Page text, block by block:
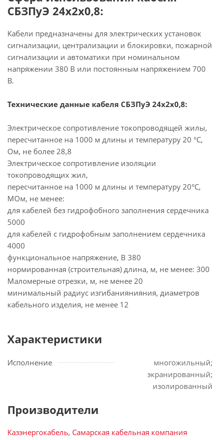
СБЗПуЭ 24х2х0,8:
Кабели предназначены для электрических установок
сигнализации, централизации и блокировки, пожарной
сигнализации и автоматики при номинальном
напряжении 380 В или постоянным напряжением 700
В.
Технические данные кабеля СБЗПуЭ 24х2х0,8:
Электрическое сопротивление токопроводящей жилы,
пересчитанное на 1000 м длины и температуру 20 °С,
Ом, не более 28,8
Электрическое сопротивление изоляции
токопроводящих жил,
пересчитанное на 1000 м длины и температуру 20°С,
МОм, не менее:
для кабелей без гидрофобного заполнения сердечника
5000
для кабелей с гидрофобным заполнением сердечника
4000
функциональное напряжение, В 380
нормированная (строительная) длина, м, не менее: 300
Маломерные отрезки, м, не менее 20
минимальный радиус изгибаниянияния, диаметров
кабельного изделия, не менее 12
Характеристики
Исполнение
многожильный;
экранированный;
изолированный
Производители
Казэнергокабель, Самарская кабельная компания